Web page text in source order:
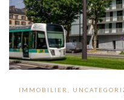
IMMOBILIER